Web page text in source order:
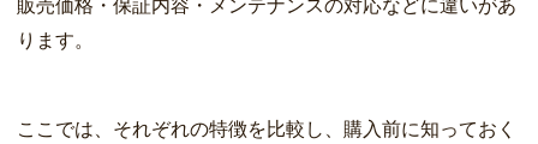
販売価格・保証内容・メンテナンスの対応などに違いがあ
ります。
ここでは、それぞれの特徴を比較し、購入前に知っておく